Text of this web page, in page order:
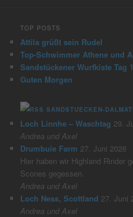
TOP POSTS
Attila grüßt sein Rudel
Top-Schwimmer Athene und
Sandstückener Wurfkiste Tag
Guten Morgen
SANDSTUECKEN-
Loch Linnhe – Waschtag 29.
Andrea und Axel
Drumbuie Farm 27. Juni 2026
Hier haben wir Highland Rinder
Scones gegessen.
Andrea und Axel
Loch Ness, Scottland 27. Juni
Andrea und Axel